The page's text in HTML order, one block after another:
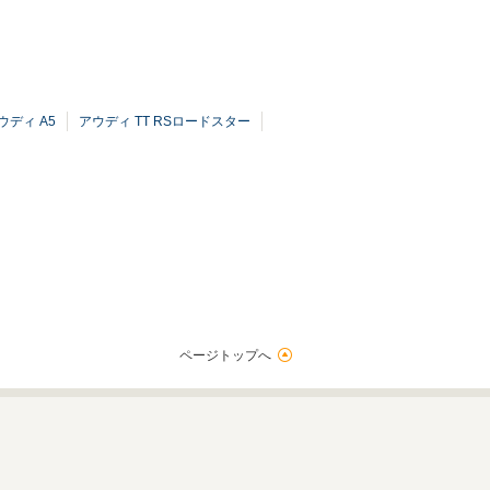
ディ A5 アウディ TT RSロードスター
ページトップへ